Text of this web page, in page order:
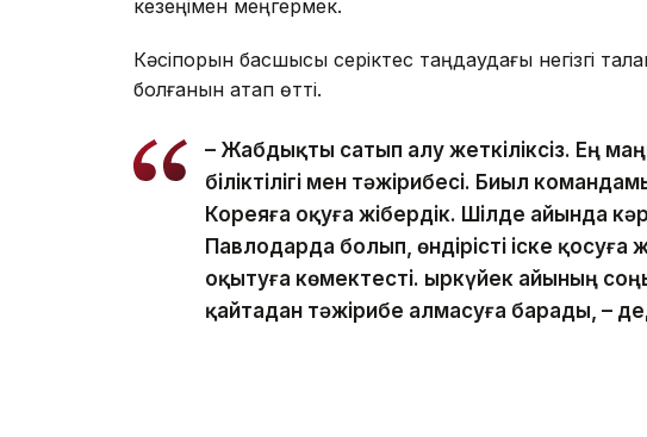
кезеңімен меңгермек.
Кәсіпорын басшысы серіктес таңдаудағы негізгі
болғанын атап өтті.
– Жабдықты сатып алу жеткіліксіз. Ең
біліктілігі мен тәжірибесі. Биыл
Кореяға оқуға жібердік. Шілде айында
Павлодарда болып, өндірісті іске
оқытуға көмектесті. Қыркүйек айының
қайтадан тәжірибе алмасуға барады, –